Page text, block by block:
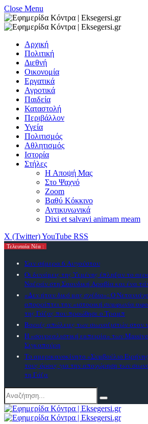
Close Menu
Αρχική
Πολιτική
Διεθνή
Οικονομία
Εργατικά
Αγροτικά
Παιδεία
Καταστολή
Περιβάλλον
Υγεία
Πολιτισμός
Αθλητισμός
Ιστορία
Στήλες
Η Αποψή Μας
Στο Ψαχνό
Zoom
Βαθύ Κόκκινο
Αντικυνωνικά
Dixi et salvavi animam meam
X (Twitter)YouTube RSS
Τελευταία Νέα :
Σαν σήμερα 6 Αυγούστου
Οι δυνάμεις της Υεμένης έπληξαν το
Ναζράν στη Σαουδική Αραβία και ένα
«Δεν ήταν δικό μας σχέδιο»: Ο
απορρίπτει την «ιστορική συμφωνία
της Γάζας που προώθησε ο Τραμπ
Βαριές απώλειες των σιωναζιστών στον
Η «σουρεαλιστική εμπειρία» των
Σιγκαπούρη
Το αμερικανoκίνητο «Συμβούλιο
τους όρους για την αποχώρηση των
τη Γάζα